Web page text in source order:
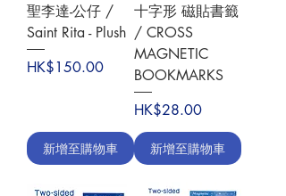
聖李達-公仔 /
Saint Rita - Plush
價格
HK$150.00
新增至購物車
十字形 磁貼書籤
/ CROSS
MAGNETIC
BOOKMARKS
價格
HK$28.00
新增至購物車